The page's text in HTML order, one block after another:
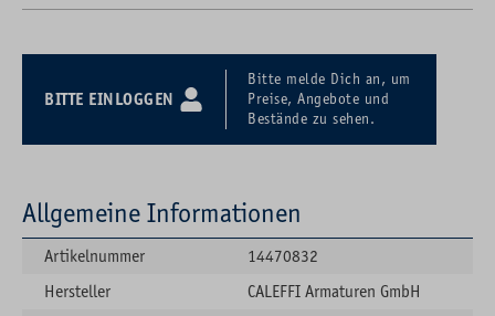
BITTE EINLOGGEN
Bitte melde Dich an, um
Preise, Angebote und
Bestände zu sehen.
Allgemeine Informationen
Artikelnummer
14470832
Hersteller
CALEFFI Armaturen GmbH